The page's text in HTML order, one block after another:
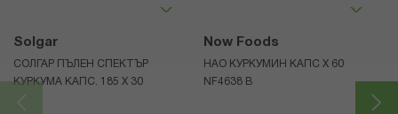
Solgar
СОЛГАР ПЪЛЕН СПЕКТЪР
КУРКУМА КАПС. 185 Х 30
Now Foods
НАО КУРКУМИН КАПС Х 60
NF4638 В